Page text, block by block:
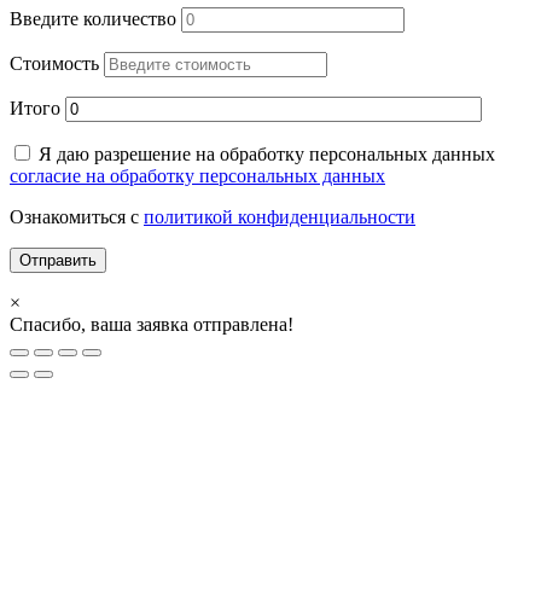
Введите количество
Стоимость
Итого
Я даю разрешение на обработку персональных данных
согласие на обработку персональных данных
Ознакомиться с политикой конфиденциальности
×
Спасибо, ваша заявка отправлена!